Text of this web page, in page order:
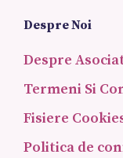
Despre Noi
Despre
Termeni Si
Fisiere
Politica de